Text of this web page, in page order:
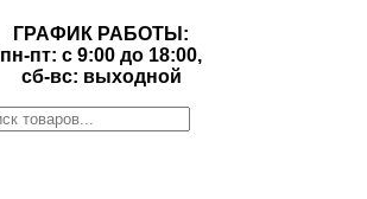
ГРАФИК РАБОТЫ:
пн-пт: с 9:00 до 18:00,
сб-вс: выходной